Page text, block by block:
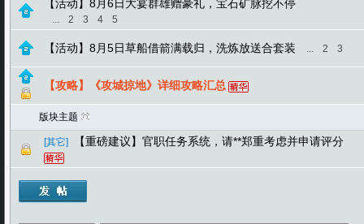
【活动】8月6日大宴群雄赠豪礼，宝石矿脉挖不停
... 2 3 4 5
【活动】8月5日草船借箭满载归，洗炼放送合套装 ... 2 3
【攻略】《攻城掠地》详细攻略汇总
版块主题
[其它] 【重磅建议】官职任务系统，请**郑重考虑并申请评分